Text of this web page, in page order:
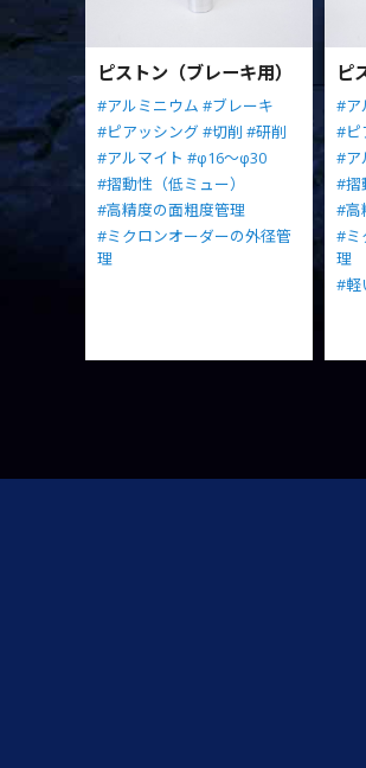
ピストン（ブレーキ用）
#アルミニウム #ブレーキ
#ピアッシング #切削 #研削
#アルマイト #φ16～φ30
#摺動性（低ミュー）
#高精度の面粗度管理
#ミクロンオーダーの外径管
理
ピ
#ア
#ピ
#ア
#摺
#高
#ミ
理
#軽